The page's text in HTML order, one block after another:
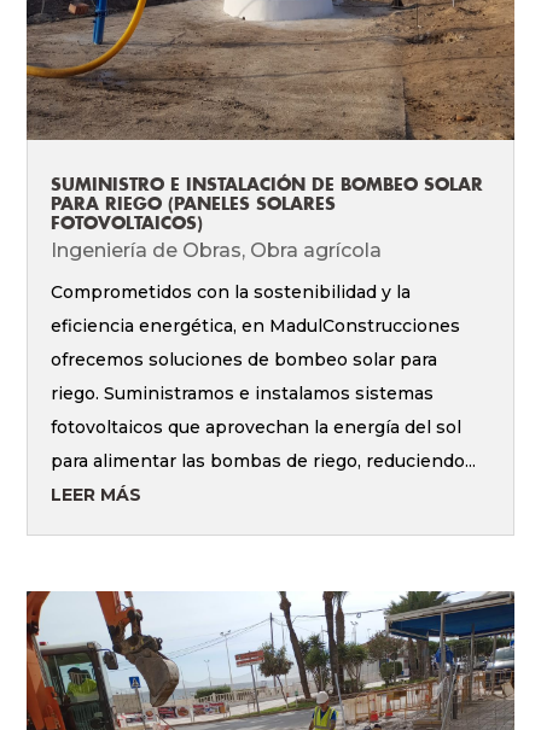
SUMINISTRO E INSTALACIÓN DE BOMBEO SOLAR
PARA RIEGO (PANELES SOLARES
FOTOVOLTAICOS)
Ingeniería de Obras, Obra agrícola
Comprometidos con la sostenibilidad y la
eficiencia energética, en MadulConstrucciones
ofrecemos soluciones de bombeo solar para
riego. Suministramos e instalamos sistemas
fotovoltaicos que aprovechan la energía del sol
para alimentar las bombas de riego, reduciendo...
LEER MÁS